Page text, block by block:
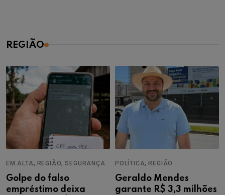
REGIÃO
EM ALTA, REGIÃO,SEGURANÇA
Golpe do falso
empréstimo deixa
POLÍTICA, REGIÃO
Geraldo Mendes
garante R$ 3,3 milhões